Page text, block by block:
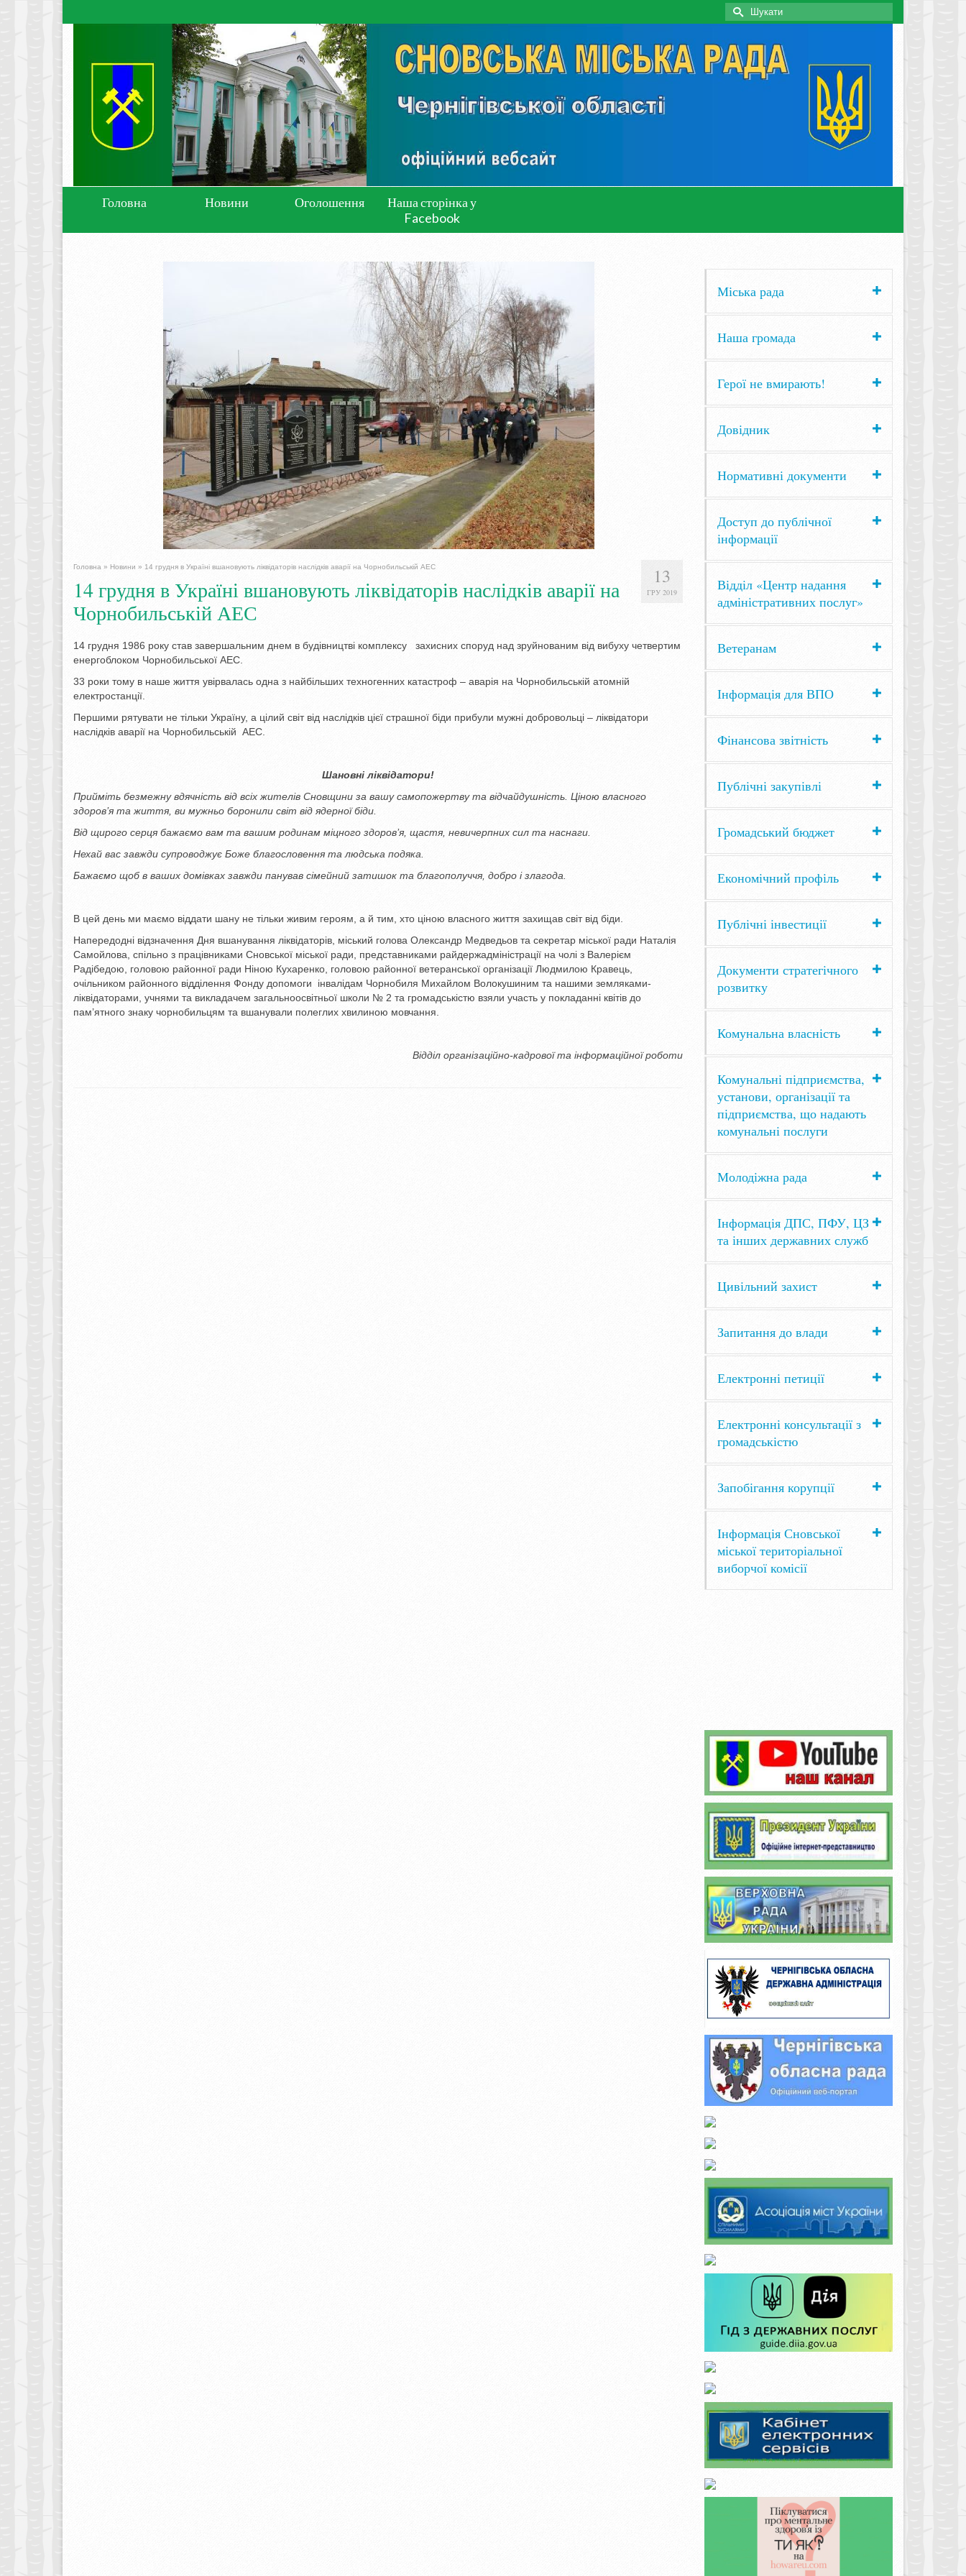
Search
for:
Головна Новини Оголошення
Наша сторінка у
Facebook
13
ГРУ 2019
Головна » Новини » 14 грудня в Україні вшановують ліквідаторів наслідків аварії на Чорнобильській АЕС
14 грудня в Україні вшановують ліквідаторів наслідків аварії на
Чорнобильській АЕС
14 грудня 1986 року став завершальним днем в будівництві комплексу захисних споруд над зруйнованим від вибуху четвертим
енергоблоком Чорнобильської АЕС.
33 роки тому в наше життя увірвалась одна з найбільших техногенних катастроф – аварія на Чорнобильській атомній
електростанції.
Першими рятувати не тільки Україну, а цілий світ від наслідків цієї страшної біди прибули мужні добровольці – ліквідатори
наслідків аварії на Чорнобильській АЕС.
Шановні ліквідатори!
Прийміть безмежну вдячність від всіх жителів Сновщини за вашу самопожертву та відчайдушність. Ціною власного
здоров’я та життя, ви мужньо боронили світ від ядерної біди.
Від щирого серця бажаємо вам та вашим родинам міцного здоров’я, щастя, невичерпних сил та наснаги.
Нехай вас завжди супроводжує Боже благословення та людська подяка.
Бажаємо щоб в ваших домівках завжди панував сімейний затишок та благополуччя, добро і злагода.
В цей день ми маємо віддати шану не тільки живим героям, а й тим, хто ціною власного життя захищав світ від біди.
Напередодні відзначення Дня вшанування ліквідаторів, міський голова Олександр Медведьов та секретар міської ради Наталія
Самойлова, спільно з працівниками Сновської міської ради, представниками райдержадміністрації на чолі з Валерієм
Радібедою, головою районної ради Ніною Кухаренко, головою районної ветеранської організації Людмилою Кравець,
очільником районного відділення Фонду допомоги інвалідам Чорнобиля Михайлом Волокушиним та нашими земляками-
ліквідаторами, учнями та викладачем загальноосвітньої школи № 2 та громадськістю взяли участь у покладанні квітів до
пам’ятного знаку чорнобильцям та вшанували полеглих хвилиною мовчання.
Відділ організаційно-кадрової та інформаційної роботи
Міська рада
Наша громада
Герої не вмирають!
Довідник
Нормативні документи
Доступ до публічної
інформації
Відділ «Центр надання
адміністративних послуг»
Ветеранам
Інформація для ВПО
Фінансова звітність
Публічні закупівлі
Громадський бюджет
Економічний профіль
Публічні інвестиції
Документи стратегічного
розвитку
Комунальна власність
Комунальні підприємства,
установи, організації та
підприємства, що надають
комунальні послуги
Молодіжна рада
Інформація ДПС, ПФУ, ЦЗ
та інших державних служб
Цивільний захист
Запитання до влади
Електронні петиції
Електронні консультації з
громадськістю
Запобігання корупції
Інформація Сновської
міської територіальної
виборчої комісії